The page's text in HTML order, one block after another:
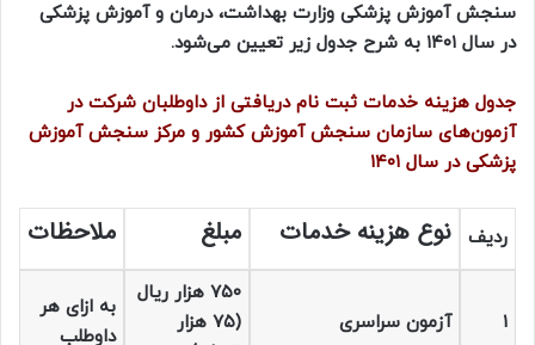
سنجش آموزش پزشکی وزارت بهداشت، درمان و آموزش پزشکی
در سال ۱۴۰۱ به شرح جدول زیر تعیین می‌شود.
جدول هزینه خدمات ثبت نام دریافتی از داوطلبان شرکت در
آزمون‌های سازمان سنجش آموزش کشور و مرکز سنجش آموزش
پزشکی در سال ۱۴۰۱
ردیف نوع هزینه خدمات مبلغ ملاحظات
۱ آزمون سراسری
۷۵۰ هزار ریال
(۷۵ هزار
به ازای هر
داوطلب